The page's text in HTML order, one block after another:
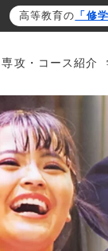
高等教育の 「修
専攻・コース紹介